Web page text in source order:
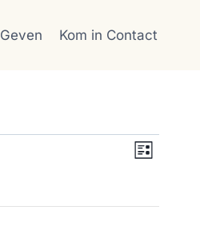
Geven Kom in Contact
Lijst